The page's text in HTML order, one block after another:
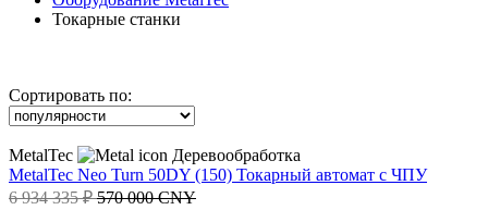
Токарные станки
Сортировать по:
MetalTec
Деревообработка
MetalTec Neo Turn 50DY (150) Токарный автомат с ЧПУ
6 934 335 ₽570 000 CNY